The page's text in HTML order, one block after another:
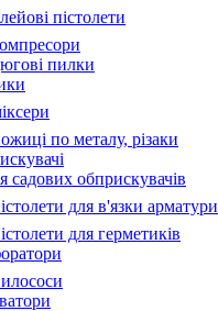
пістолети
пилки
по металу, різаки
садових обприскувачів
для в'язки арматури
для герметиків